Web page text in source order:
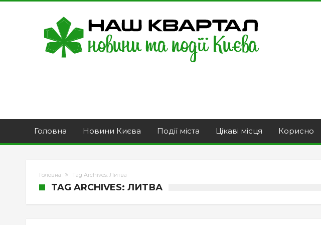
Головна Новини Києва Події міста Цікаві місця Корисно
Головна Tag Archives: Литва
TAG ARCHIVES: ЛИТВА